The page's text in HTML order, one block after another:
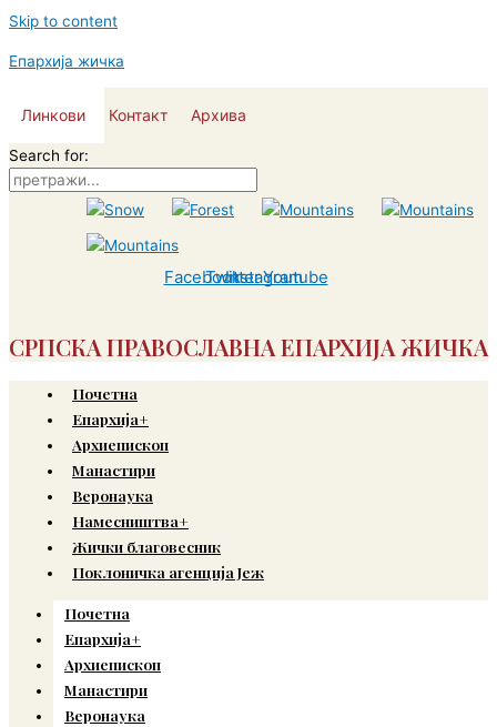
Skip to content
Епархија жичка
Линкови Контакт Архива
Search for:
Facebook
Twitter
Instagram
Youtube
СРПСКА ПРАВОСЛАВНА ЕПАРХИЈА ЖИЧКА
Почетна
Епархија+
Архиепископ
Манастири
Веронаука
Намесништва+
Жички благовесник
Поклоничка агенција Јеж
Почетна
Епархија+
Архиепископ
Манастири
Веронаука